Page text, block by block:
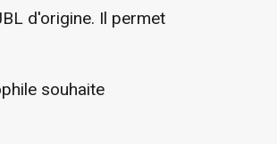
d'origine. Il permet
souhaite